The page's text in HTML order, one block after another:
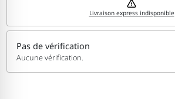
Livraison express indisponible
Pas de vérification
Aucune vérification.